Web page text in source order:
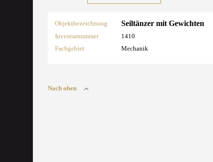
Objektbezeichnung Seiltänzer mit Gewichten
Inventarnummer
1410
Fachgebiet
Mechanik
Nach oben